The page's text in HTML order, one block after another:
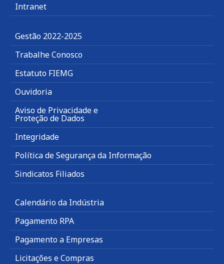
Intranet
Gestão 2022-2025
Trabalhe Conosco
Estatuto FIEMG
Ouvidoria
Aviso de Privacidade e
Proteção de Dados
Integridade
Política de Segurança da Informação
Sindicatos Filiados
Calendário da Indústria
Pagamento RPA
Pagamento a Empresas
Licitações e Compras